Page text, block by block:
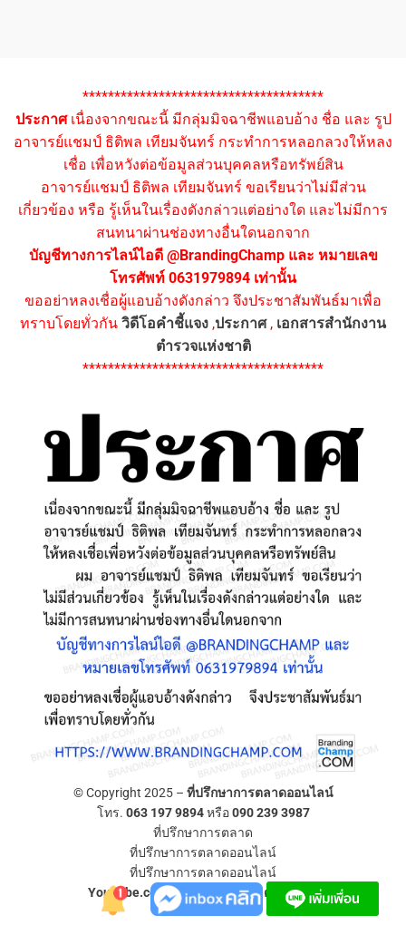
**************************************
ประกาศเนื่องจากขณะนี้ มีกลุ่มมิจฉาชีพแอบอ้าง ชื่อ และ รูป
อาจารย์แชมป์ ธิติพล เทียมจันทร์ กระทำการหลอกลวงให้หลง
เชื่อ เพื่อหวังต่อข้อมูลส่วนบุคคลหรือทรัพย์สิน
อาจารย์แชมป์ ธิติพล เทียมจันทร์ ขอเรียนว่าไม่มีส่วน
เกี่ยวข้อง หรือ รู้เห็นในเรื่องดังกล่าวแต่อย่างใด และไม่มีการ
สนทนาผ่านช่องทางอื่นใดนอกจาก
บัญชีทางการไลน์ไอดี @BrandingChamp และ หมายเลข
โทรศัพท์ 0631979894 เท่านั้น
ขออย่าหลงเชื่อผู้แอบอ้างดังกล่าว จึงประชาสัมพันธ์มาเพื่อ
ทราบโดยทั่วกัน วิดีโอคำชี้แจง ,ประกาศ, เอกสารสำนักงาน
ตำรวจแห่งชาติ
**************************************
© Copyright 2025 – ที่ปรึกษาการตลาดออนไลน์
โทร. 063 197 9894หรือ090 239 3987
ที่ปรึกษาการตลาด
ที่ปรึกษาการตลาดออนไลน์
ที่ปรึกษาการตลาดออนไลน์
YouTube.com/ที่ปรึกษาการตลาดออนไลน์